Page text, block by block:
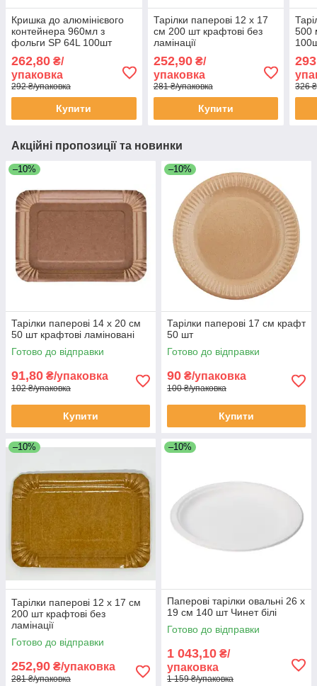
Кришка до алюмінієвого
контейнера 960мл з
фольги SP 64L 100шт
262,80 ₴/
упаковка
292 ₴/упаковка
Купити
Тарілки паперові 12 х 17
см 200 шт крафтові без
ламінації
252,90₴/
упаковка
281 ₴/упаковка
Купити
500
326
Акційні пропозиції та новинки
–10%
Тарілки паперові 14 х 20 см
50 шт крафтові ламіновані
Готово до відправки
91,80 ₴/упаковка
102 ₴/упаковка
Купити
–10%
Тарілки паперові 17 см крафт
50 шт
Готово до відправки
90 ₴/упаковка
100 ₴/упаковка
Купити
–10%
Тарілки паперові 12 х 17 см
200 шт крафтові без
ламінації
Готово до відправки
252,90 ₴/упаковка
281 ₴/упаковка
–10%
Паперові тарілки овальні 26 х
19 см 140 шт Чинет білі
Готово до відправки
1 043,10 ₴/
упаковка
1 159 ₴/упаковка